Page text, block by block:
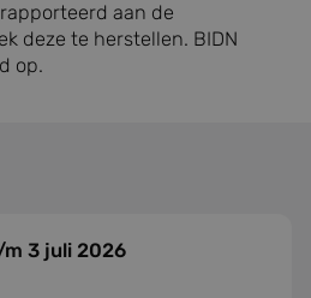
aan de
deze te herstellen. BIDN
op.
3 juli 2026